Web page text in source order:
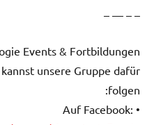
– – — –
Events & Fortbildungen
unsere Gruppe dafür
folgen:
• Auf Facebook: